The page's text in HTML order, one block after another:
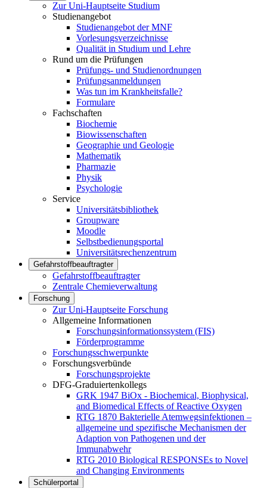
Zur Uni-Hauptseite Studium
Studienangebot
Studienangebot der MNF
Vorlesungsverzeichnisse
Qualität in Studium und Lehre
Rund um die Prüfungen
Prüfungs- und Studienordnungen
Prüfungsanmeldungen
Was tun im Krankheitsfalle?
Formulare
Fachschaften
Biochemie
Biowissenschaften
Geographie und Geologie
Mathematik
Pharmazie
Physik
Psychologie
Service
Universitätsbibliothek
Groupware
Moodle
Selbstbedienungsportal
Universitätsrechenzentrum
Gefahrstoffbeauftragter
Gefahrstoffbeauftragter
Zentrale Chemieverwaltung
Forschung
Zur Uni-Hauptseite Forschung
Allgemeine Informationen
Forschungsinformationssystem (FIS)
Förderprogramme
Forschungsschwerpunkte
Forschungsverbünde
Forschungsprojekte
DFG-Graduiertenkollegs
GRK 1947 BiOx - Biochemical, Biophysical,
and Biomedical Effects of Reactive Oxygen
RTG 1870 Bakterielle Atemwegsinfektionen –
allgemeine und spezifische Mechanismen der
Adaption von Pathogenen und der
Immunabwehr
RTG 2010 Biological RESPONSEs to Novel
and Changing Environments
Schülerportal